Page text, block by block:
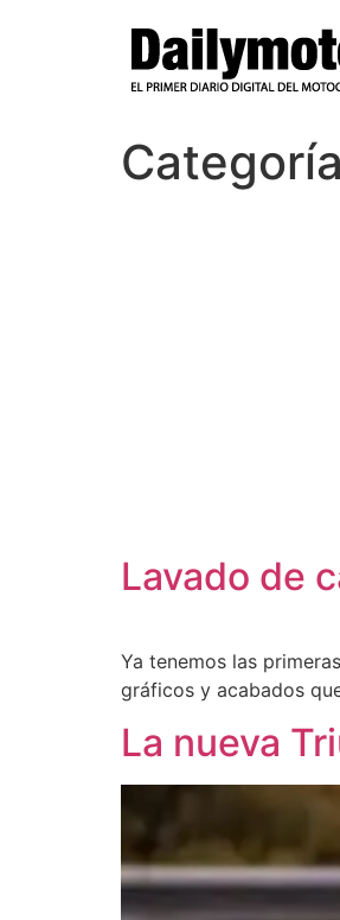
Lavado de
Ya tenemos las
gráficos y acabados
La nueva